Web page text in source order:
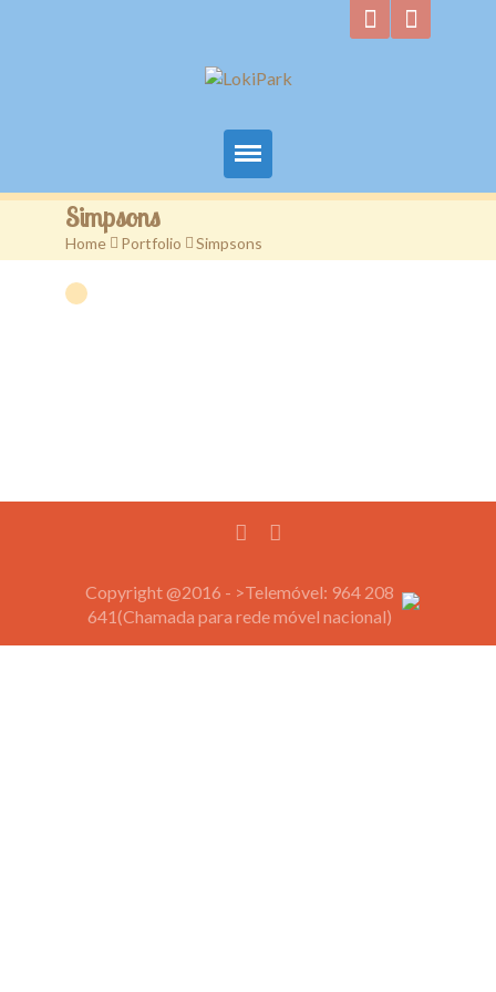
Início
Quem Somos
Simpsons
Home > Portfolio >Simpsons
Copyright @2016 - >Telemóvel: 964 208
641(Chamada para rede móvel nacional)